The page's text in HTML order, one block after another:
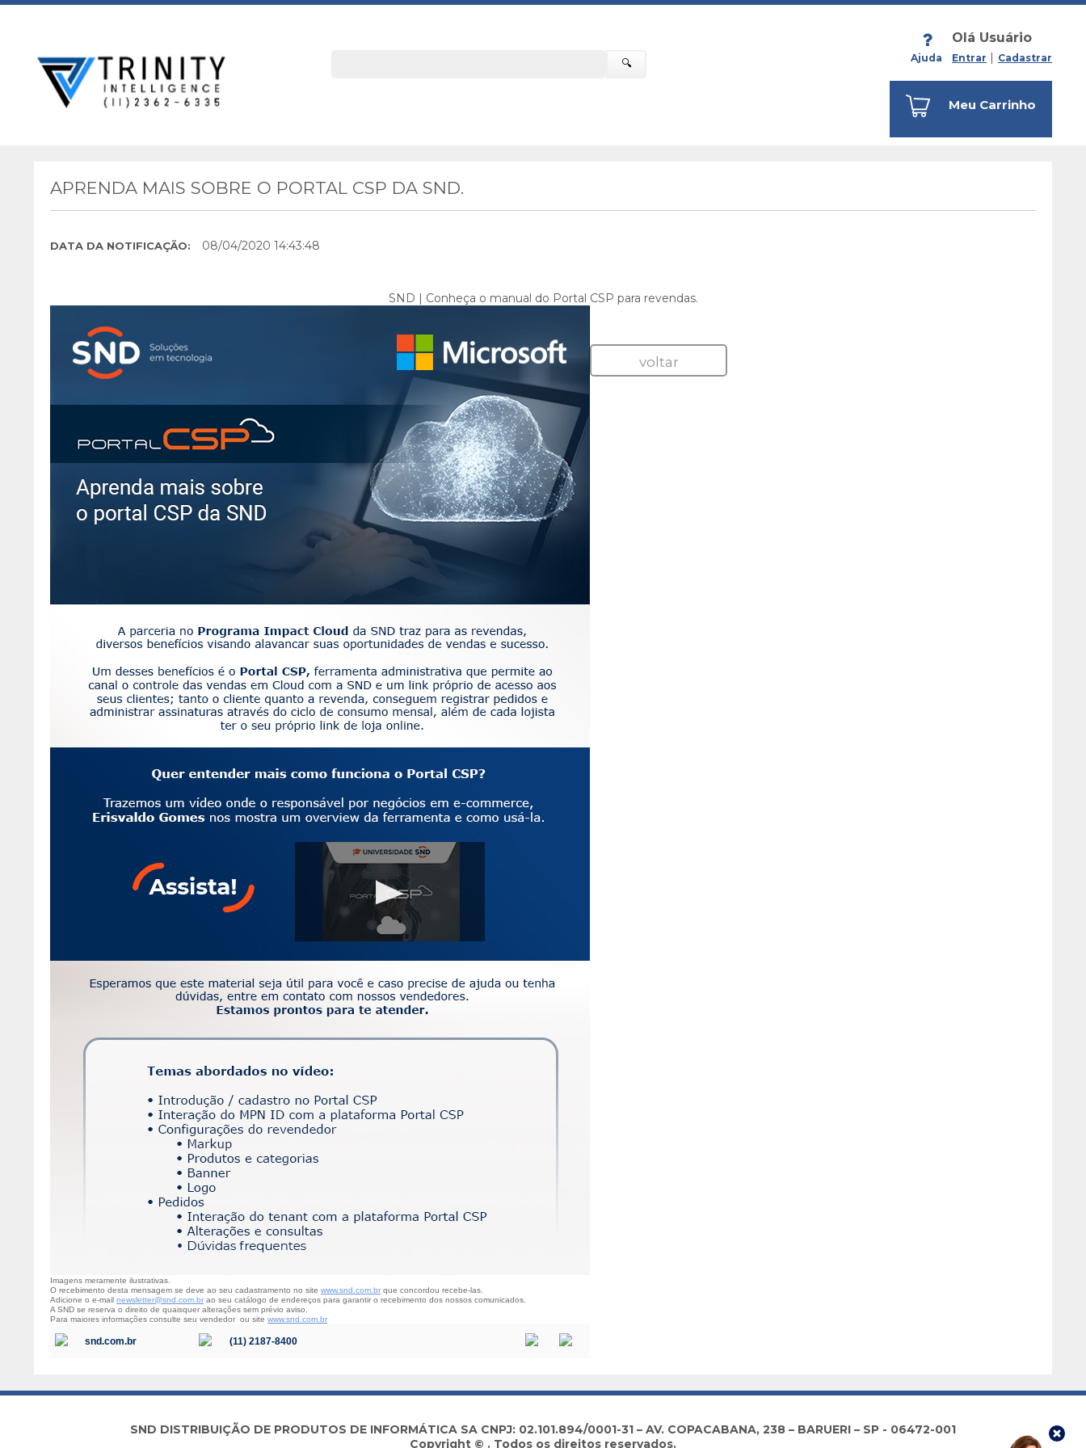
🔍 Ajuda
Olá Usuário
Entrar Cadastrar
Meu Carrinho
APRENDA MAIS SOBRE O PORTAL CSP DA SND.
DATA DA NOTIFICAÇÃO: 08/04/2020 14:43:48
SND | Conheça o manual do Portal CSP para revendas.
Imagens meramente ilustrativas.
O recebimento desta mensagem se deve ao seu cadastramento no site www.snd.com.br que concordou recebe-las.
Adicione o e-mail newsletter@snd.com.br ao seu catálogo de endereços para garantir o recebimento dos nossos comunicados.
A SND se reserva o direito de quaisquer alterações sem prévio aviso.
Para maiores informações consulte seu vendedor ou site www.snd.com.br
snd.com.br (11) 2187-8400
voltar
SND DISTRIBUIÇÃO DE PRODUTOS DE INFORMÁTICA SA CNPJ: 02.101.894/0001-31 – AV. COPACABANA, 238 – BARUERI – SP - 06472-001
Copyright © . Todos os direitos reservados.